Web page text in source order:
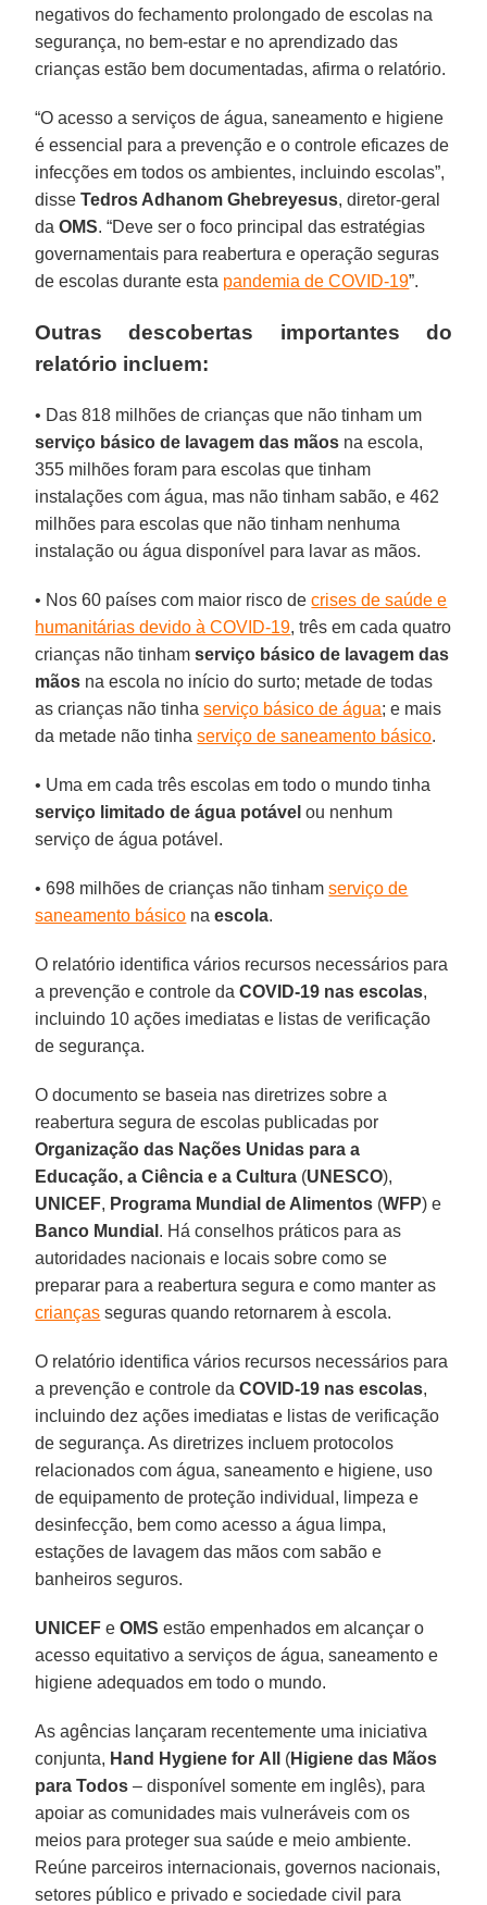
negativos do fechamento prolongado de escolas na
segurança, no bem-estar e no aprendizado das
crianças estão bem documentadas, afirma o relatório.
“O acesso a serviços de água, saneamento e higiene
é essencial para a prevenção e o controle eficazes de
infecções em todos os ambientes, incluindo escolas”,
disseTedros Adhanom Ghebreyesus, diretor-geral
daOMS. “Deve ser o foco principal das estratégias
governamentais para reabertura e operação seguras
de escolas durante esta pandemia de COVID-19”.
Outras descobertas importantes do
relatório incluem:
• Das 818 milhões de crianças que não tinham um
serviço básico de lavagem das mãos na escola,
355 milhões foram para escolas que tinham
instalações com água, mas não tinham sabão, e 462
milhões para escolas que não tinham nenhuma
instalação ou água disponível para lavar as mãos.
• Nos 60 países com maior risco decrises de saúde e
humanitárias devido à COVID-19, três em cada quatro
crianças não tinhamserviço básico de lavagem das
mãos na escola no início do surto; metade de todas
as crianças não tinhaserviço básico de água; e mais
da metade não tinhaserviço de saneamento básico.
• Uma em cada três escolas em todo o mundo tinha
serviço limitado de água potável ou nenhum
serviço de água potável.
• 698 milhões de crianças não tinham serviço de
saneamento básico naescola.
O relatório identifica vários recursos necessários para
a prevenção e controle daCOVID-19 nas escolas,
incluindo 10 ações imediatas e listas de verificação
de segurança.
O documento se baseia nas diretrizes sobre a
reabertura segura de escolas publicadas por
Organização das Nações Unidas para a
Educação, a Ciência e a Cultura (UNESCO),
UNICEF, Programa Mundial de Alimentos (WFP) e
Banco Mundial . Há conselhos práticos para as
autoridades nacionais e locais sobre como se
preparar para a reabertura segura e como manter as
crianças seguras quando retornarem à escola.
O relatório identifica vários recursos necessários para
a prevenção e controle daCOVID-19 nas escolas,
incluindo dez ações imediatas e listas de verificação
de segurança. As diretrizes incluem protocolos
relacionados com água, saneamento e higiene, uso
de equipamento de proteção individual, limpeza e
desinfecção, bem como acesso a água limpa,
estações de lavagem das mãos com sabão e
banheiros seguros.
UNICEF eOMS estão empenhados em alcançar o
acesso equitativo a serviços de água, saneamento e
higiene adequados em todo o mundo.
As agências lançaram recentemente uma iniciativa
conjunta, Hand Hygiene for All (Higiene das Mãos
para Todos – disponível somente em inglês), para
apoiar as comunidades mais vulneráveis com os
meios para proteger sua saúde e meio ambiente.
Reúne parceiros internacionais, governos nacionais,
setores público e privado e sociedade civil para